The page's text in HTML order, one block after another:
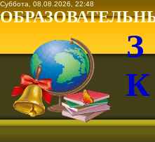
Суббота,